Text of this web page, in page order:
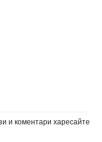
и коментари харесайте